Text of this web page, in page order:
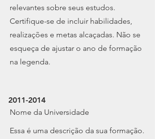
relevantes sobre seus estudos.
Certifique-se de incluir habilidades,
realizações e metas alcaçadas. Não se
esqueça de ajustar o ano de formação
na legenda.
2011-2014
Nome da Universidade
​Essa é uma descrição da sua formação.